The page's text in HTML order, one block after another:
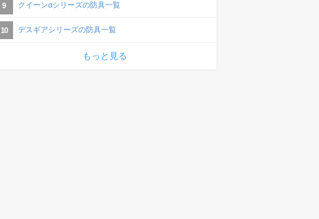
クイーンαシリーズの防具一覧
デスギアシリーズの防具一覧
もっと見る